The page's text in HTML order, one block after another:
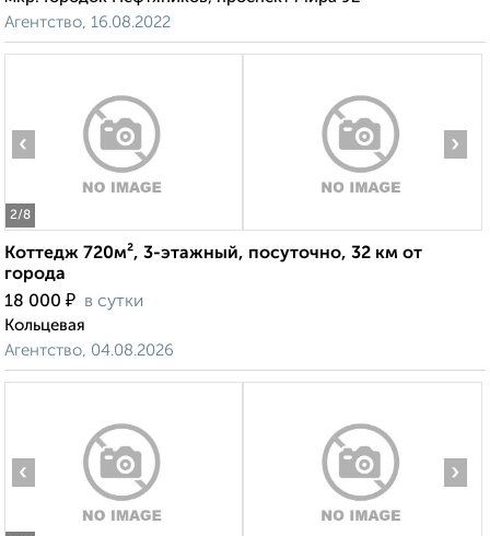
Агентство, 16.08.2022
2/8
‹ ›
Коттедж 720м², 3-этажный, посуточно, 32 км от
города
18 000 ₽ в сутки
Кольцевая
Агентство, 04.08.2026
‹ ›